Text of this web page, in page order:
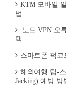
KTM 모바일
법
노드 VPN 오
택
스마트폰 퍽코
해외여행 팁-
Jacking) 예방 방